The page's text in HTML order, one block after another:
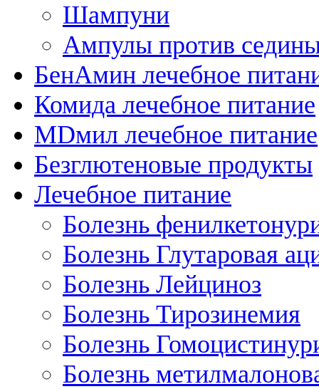
Шампуни
Ампулы против
БенАмин лечебное
Комида лечебное питание
MDмил лечебное питание
Безглютеновые продукты
Лечебное питание
Болезнь
Болезнь Глутаровая
Болезнь Лейциноз
Болезнь Тирозинемия
Болезнь
Болезнь